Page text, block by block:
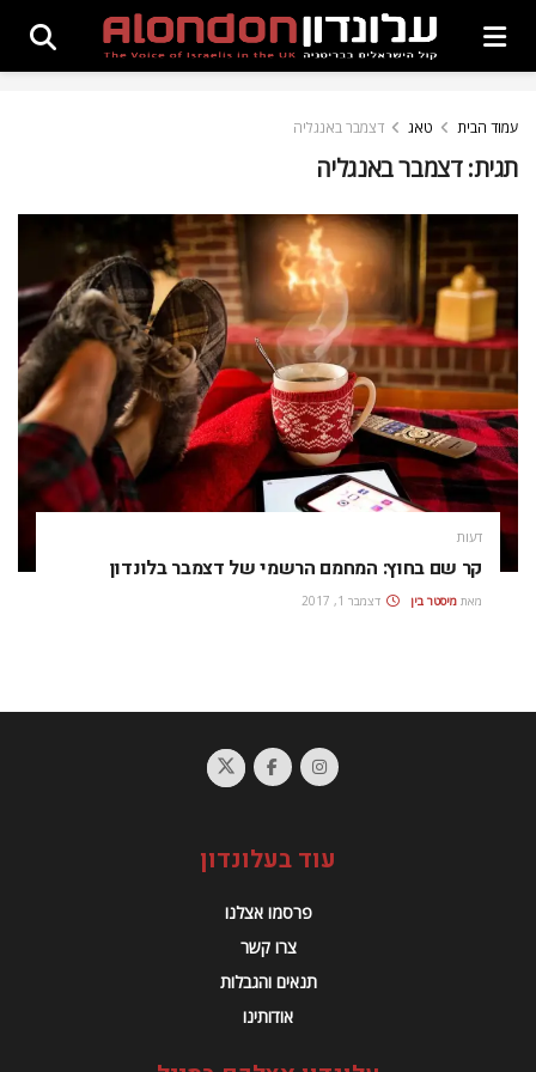
עמוד הבית טאג דצמבר באנגליה
תגית:דצמבר באנגליה
דעות
קר שם בחוץ: המחמם הרשמי של דצמבר בלונדון
מאת מיסטר בין דצמבר 1, 2017
עוד בעלונדון
פרסמו אצלנו
צרו קשר
תנאים והגבלות
אודותינו